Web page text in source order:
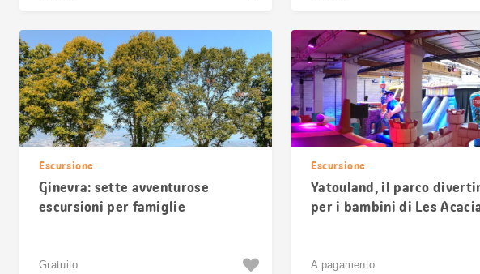
Escursione
Ginevra: sette avventurose
escursioni per famiglie
Gratuito
Escursione
Yatouland, il parco
per i bambini di Les
A pagamento